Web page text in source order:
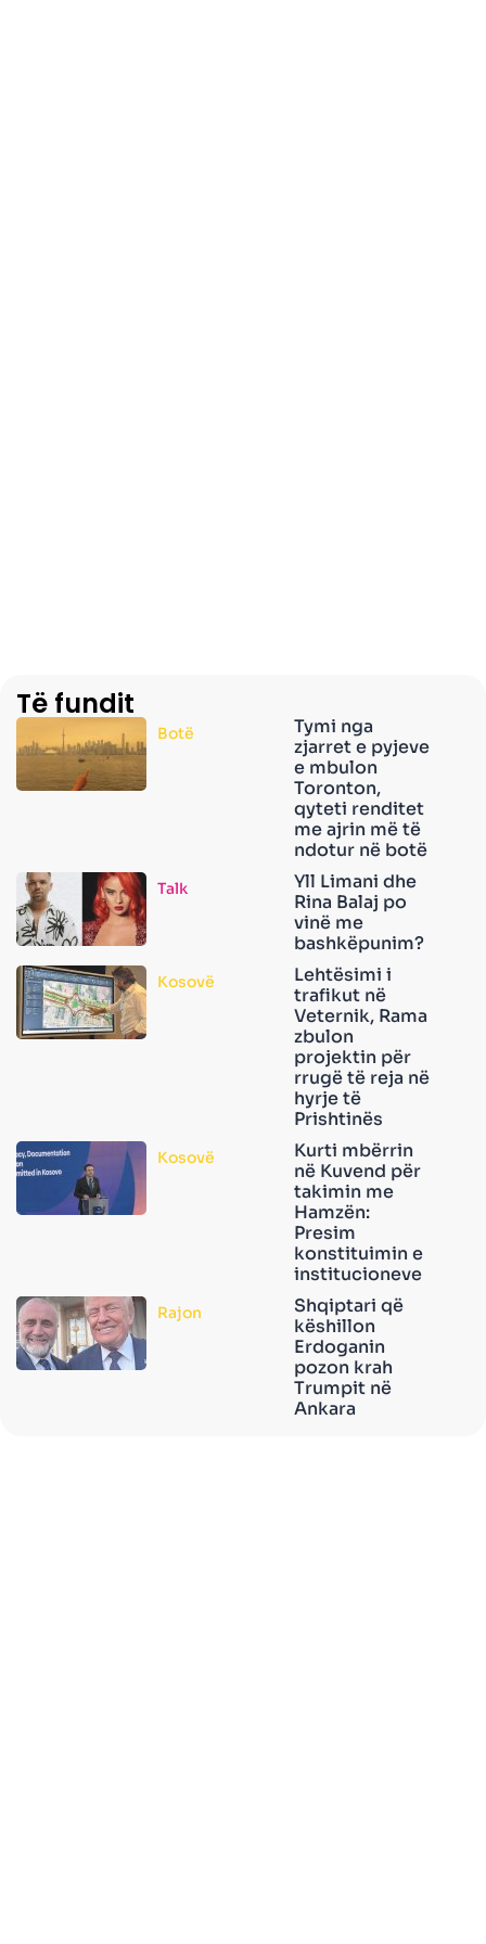
Të fundit
Botë
Tymi nga
zjarret e pyjeve
e mbulon
Toronton,
qyteti renditet
me ajrin më të
ndotur në botë
Talk
Yll Limani dhe
Rina Balaj po
vinë me
bashkëpunim?
Kosovë
Lehtësimi i
trafikut në
Veternik, Rama
zbulon
projektin për
rrugë të reja në
hyrje të
Prishtinës
Kosovë
Kurti mbërrin
në Kuvend për
takimin me
Hamzën:
Presim
konstituimin e
institucioneve
Rajon
Shqiptari që
këshillon
Erdoganin
pozon krah
Trumpit në
Ankara